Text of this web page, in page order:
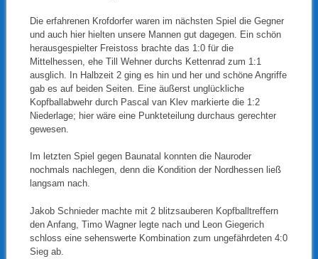
Die erfahrenen Krofdorfer waren im nächsten Spiel die Gegner
und auch hier hielten unsere Mannen gut dagegen. Ein schön
herausgespielter Freistoss brachte das 1:0 für die
Mittelhessen, ehe Till Wehner durchs Kettenrad zum 1:1
ausglich. In Halbzeit 2 ging es hin und her und schöne Angriffe
gab es auf beiden Seiten. Eine äußerst unglückliche
Kopfballabwehr durch Pascal van Klev markierte die 1:2
Niederlage; hier wäre eine Punkteteilung durchaus gerechter
gewesen.
Im letzten Spiel gegen Baunatal konnten die Nauroder
nochmals nachlegen, denn die Kondition der Nordhessen ließ
langsam nach.
Jakob Schnieder machte mit 2 blitzsauberen Kopfballtreffern
den Anfang, Timo Wagner legte nach und Leon Giegerich
schloss eine sehenswerte Kombination zum ungefährdeten 4:0
Sieg ab.